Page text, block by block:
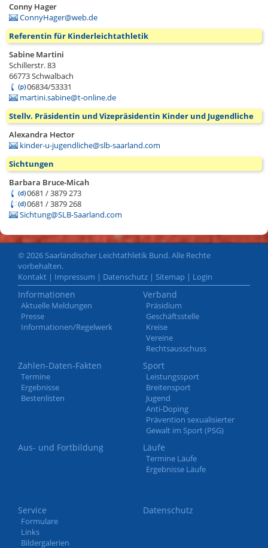
Conny Hager
ConnyHager@web.de
Referentin für Kinderleichtathletik
Sabine Martini
Schillerstr. 83
66773Schwalbach
06834/53331
martini.sabine@t-online.de
Stellv. Präsidentin und Vizepräsidentin Kinder und Jugendliche
Alexandra Hector
kinder-u-jugendliche@slb-saarland.com
Sichtungen
Barbara Bruce-Micah
0681 / 3879 273
0681 / 3879 268
Sichtung@SLB-Saarland.com
© 2026 Saarländischer Leichtathletik Bund. Alle Rechte
vorbehalten.
Kontakt | Impressum | Datenschutz | Sitemap | Login
Informationen
Aktuelle Meldungen
Presse
Informationen/Regelwerk
Verband
Präsidium
Geschäftsstelle
Kreise
Vereine
Rechtsausschuss
Zahlen-Daten-Fakten
Termine
Ergebnisse
Bestenlisten
Sport
Leistungssport
Breitensport
Jugend
Anti-Doping
Prävention sexualisierter
Gewalt im Sport (PSG)
Aus- und Fortbildung Läufe
Termine Läufe
Ergebnisse Läufe
Service
Formulare
Links
Bildergalerien
Datenschutz